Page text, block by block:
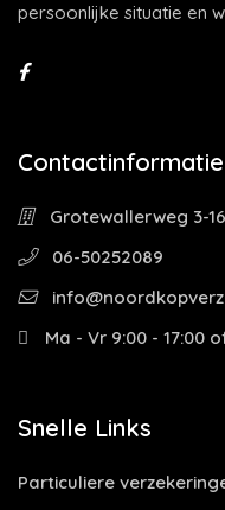
persoonlijke situatie en
Contactinformatie
Grotewallerweg 3-
06-50252089
Ma - Vr 9:00 - 17:00
Snelle Links
Particuliere